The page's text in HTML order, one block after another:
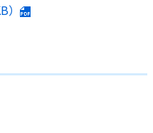
確認の取り組み
でかかる費用とは？